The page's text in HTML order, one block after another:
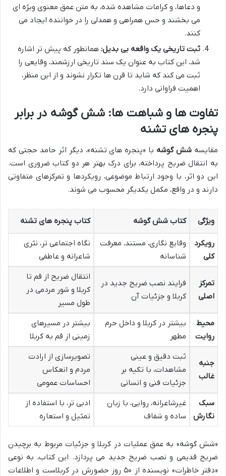
و دعاها، و کرامات مشاهده شده، به متن عمق معنوی ویژه ای
می بخشند و حس همراهی و همدلی را در خواننده ایجاد می
کنند.
ثبت تاریخی یک واقعه بی بدیل: همانطور که پیش تر اشاره
شد، این کتاب به عنوان یک سند تاریخی ارزشمند، وقایعی را
ثبت می کند که شاید تا قرن ها تکرار نشوند و از این منظر،
اهمیت فراوانی دارد.
تفاوت ها و شباهت ها: شش گوشه در برابر
پنجره های تشنه
مقایسه شش گوشه با «پنجره های تشنه»، دیگر اثر حامد حجتی که
به انتقال ضریح پرداخته، برای درک بهتر هر دو کتاب ضروری است.
این دو اثر، با وجود ارتباط موضوعی، رویکردها و تمرکزهای متفاوتی
دارند و در واقع، مکمل یکدیگر محسوب می شوند.
ویژگی کتاب شش گوشه کتاب پنجره های تشنه
رویکرد
کلی
وقایع نگاری، مستند، معرفت
شناسانه
نگاه اجتماعی تر، نثری
شاعرانه و عاطفی
تمرکز
اصلی
فرایند نصب ضریح جدید در
کربلا و جزئیات آن
انتقال ضریح از قم تا
کربلا و شور مردمی در
طول مسیر
محیط
روایت
بیشتر در کربلا و داخل حرم
مطهر
بیشتر در مسیرهای
زمینی از قم به کربلا
جنبه
غالب
ثبت دقیق و عینی
مشاهدات، با تکیه بر
جزئیات فنی و انسانی
تصویرسازی از ارادت
مردم و انعکاس
احساسات عمومی
سبک
نگارش
غیرشاعرانه، روایی، با زبان
ساده و شفاف
ادبی تر، با استفاده از
تمثیل و استعاره
«شش گوشه» به عمق عملیات در کربلا و جزئیات مربوط به برچیدن
ضریح قدیمی و نصب ضریح جدید می پردازد. این کتاب، به نوعی
«دفتر خاطرات» نویسنده از ۵۰ روز حضورش در کربلاست و اطلاعات